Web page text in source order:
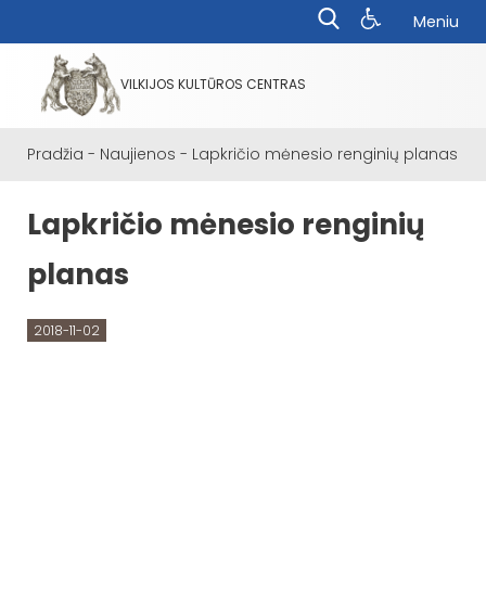
Meniu
VILKIJOS KULTŪROS CENTRAS
Pradžia - Naujienos - Lapkričio mėnesio renginių planas
Lapkričio mėnesio renginių
planas
2018-11-02